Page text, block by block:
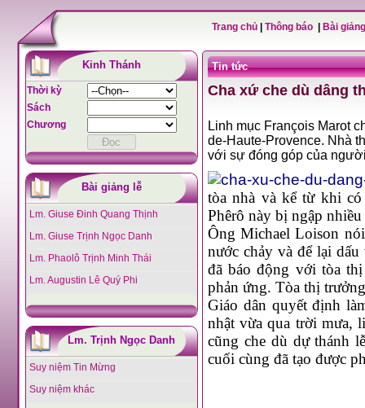
Trang chủ Thông báo Bài
Kinh Thánh
Thời kỳ
Sách
Chương
Bài giảng lễ
Lm. Giuse Đinh Quang Thịnh
Lm. Giuse Trịnh Ngọc Danh
Lm. Phaolô Trịnh Minh Thái
Lm. Augustin Lê Quý Phi
Lm. Trịnh Ngọc Danh
Suy niệm Tin Mừng
Suy niệm khác
Tin tức
Cha xứ che dù dâng
Linh mục François Marot
de-Haute-Provence. Nhà
với sự đóng góp của
tòa nhà và kể từ khi
Phêrô này bị ngập
Ông Michael Loison
nước chảy và để lại
đã báo động với tòa
phản ứng. Tòa thị
Giáo dân quyết định
nhật vừa qua trời mưa,
cũng che dù dự thánh
cuối cùng đã tạo được